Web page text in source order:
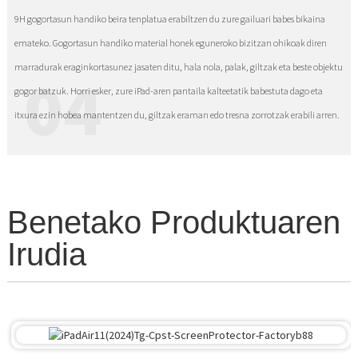
9H gogortasun handiko beira tenplatua erabiltzen du zure gailuari babes bikaina
emateko. Gogortasun handiko material honek eguneroko bizitzan ohikoak diren
marradurak eraginkortasunez jasaten ditu, hala nola, palak, giltzak eta beste objektu
gogor batzuk. Horri esker, zure iPad-aren pantaila kalteetatik babestuta dago eta
itxura ezin hobea mantentzen du, giltzak eraman edo tresna zorrotzak erabili arren.
04
Benetako Produktuaren
Irudia